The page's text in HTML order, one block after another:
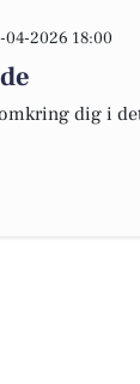
04-2026 18:00
dig i